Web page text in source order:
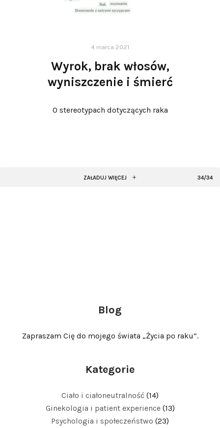
4 marca 2021
Wyrok, brak włosów,
wyniszczenie i śmierć
O stereotypach dotyczących raka
ZAŁADUJ WIĘCEJ 34/34
Blog
Zapraszam Cię do mojego świata „Życia po raku”.
Kategorie
Ciało i ciałoneutralność (14)
Ginekologia i patient experience(13)
Psychologia i społeczeństwo (23)